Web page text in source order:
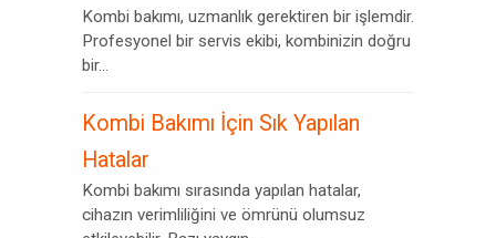
Kombi bakımı, uzmanlık gerektiren bir işlemdir.
Profesyonel bir servis ekibi, kombinizin doğru
bir...
Kombi Bakımı İçin Sık Yapılan
Hatalar
Kombi bakımı sırasında yapılan hatalar,
cihazın verimliliğini ve ömrünü olumsuz